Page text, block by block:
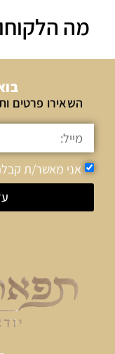
מה
השאירו פרטים
אני מאשר/ת